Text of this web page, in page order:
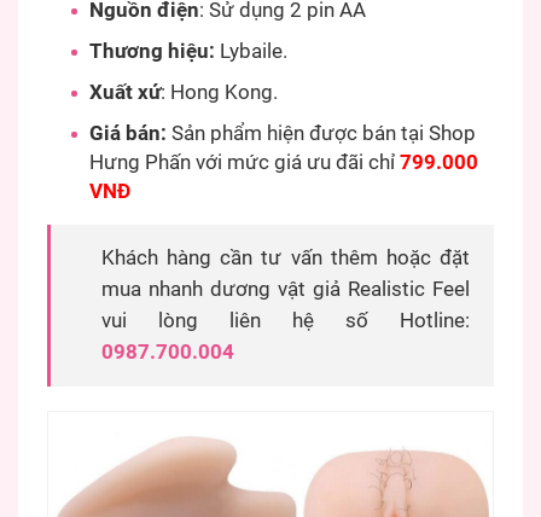
Nguồn điện: Sử dụng 2 pin AA
Thương hiệu: Lybaile.
Xuất xứ: Hong Kong.
Giá bán: Sản phẩm hiện được bán tại Shop
Hưng Phấn với mức giá ưu đãi chỉ 799.000
VNĐ
Khách hàng cần tư vấn thêm hoặc đặt
mua nhanh dương vật giả Realistic Feel
vui lòng liên hệ số Hotline:
0987.700.004